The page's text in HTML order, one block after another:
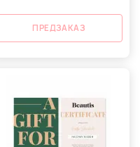
ПРЕДЗАКАЗ